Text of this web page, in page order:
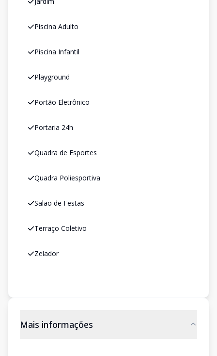
Piscina Adulto
Piscina Infantil
Playground
Portão Eletrônico
Portaria 24h
Quadra de Esportes
Quadra Poliesportiva
Salão de Festas
Terraço Coletivo
Zelador
Mais informações